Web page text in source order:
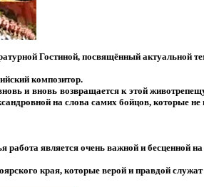
Гостиной, посвящённый актуальной
композитор.
и вновь возвращается к этой
на слова самих бойцов, которые
работа является очень важной и бесценной
края, которые верой и правдой